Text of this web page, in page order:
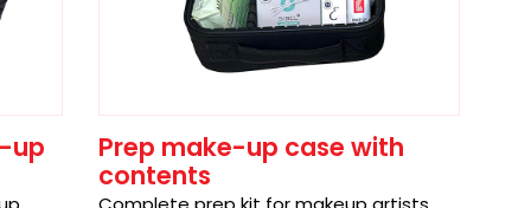
up
Prep make-up case with
contents